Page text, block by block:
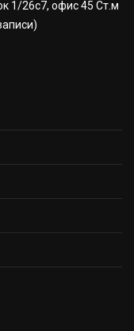
1/26с7, офис 45 Ст.м